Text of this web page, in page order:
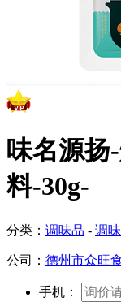
味名源扬
料-30g-
分类： 调味品 - 调
公司： 德州市众旺
手机：